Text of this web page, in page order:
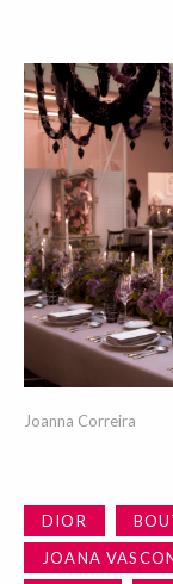
Joanna Correira
DIOR
JOANA